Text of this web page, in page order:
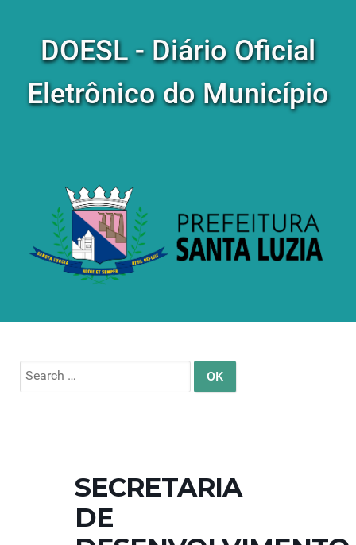
DOESL - Diário Oficial
Eletrônico do Município
Search
for:
SECRETARIA
DE